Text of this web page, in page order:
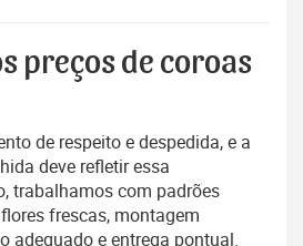
preços de coroas
de respeito e despedida, e a
deve refletir essa
trabalhamos com padrões
frescas, montagem
adequado e entrega pontual.